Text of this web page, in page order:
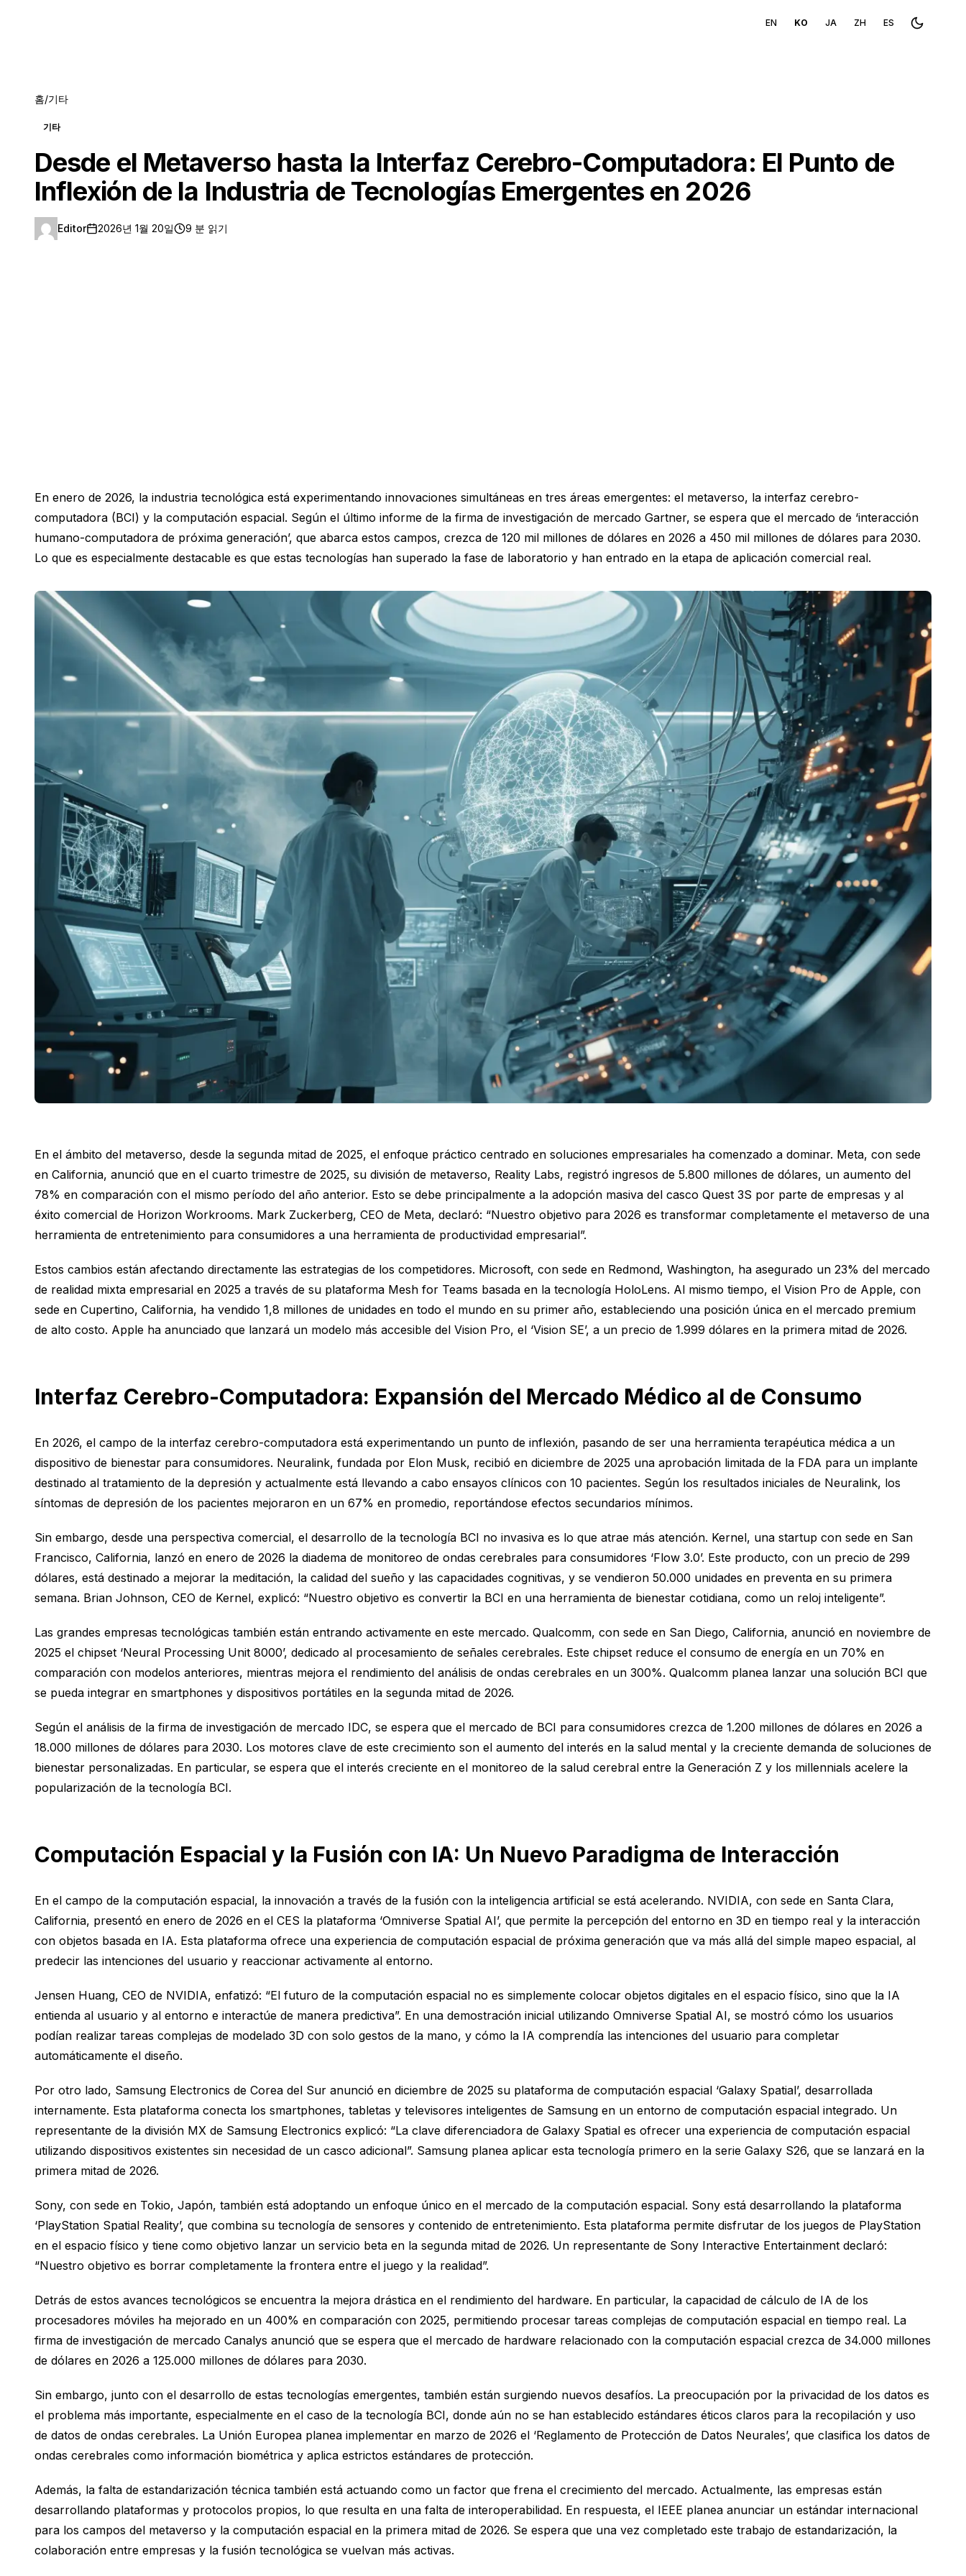
EN KO JA ZH ES Toggle
홈/기타
기타
Desde el Metaverso hasta la Interfaz Cerebro-Computadora: El Punto de
Inflexión de la Industria de Tecnologías Emergentes en 2026
Editor 2026년 1월 20일 9 분 읽기
En enero de 2026, la industria tecnológica está experimentando innovaciones simultáneas en tres áreas emergentes: el metaverso, la interfaz cerebro-
computadora (BCI) y la computación espacial. Según el último informe de la firma de investigación de mercado Gartner, se espera que el mercado de ‘interacción
humano-computadora de próxima generación’, que abarca estos campos, crezca de 120 mil millones de dólares en 2026 a 450 mil millones de dólares para 2030.
Lo que es especialmente destacable es que estas tecnologías han superado la fase de laboratorio y han entrado en la etapa de aplicación comercial real.
En el ámbito del metaverso, desde la segunda mitad de 2025, el enfoque práctico centrado en soluciones empresariales ha comenzado a dominar. Meta, con sede
en California, anunció que en el cuarto trimestre de 2025, su división de metaverso, Reality Labs, registró ingresos de 5.800 millones de dólares, un aumento del
78% en comparación con el mismo período del año anterior. Esto se debe principalmente a la adopción masiva del casco Quest 3S por parte de empresas y al
éxito comercial de Horizon Workrooms. Mark Zuckerberg, CEO de Meta, declaró: “Nuestro objetivo para 2026 es transformar completamente el metaverso de una
herramienta de entretenimiento para consumidores a una herramienta de productividad empresarial”.
Estos cambios están afectando directamente las estrategias de los competidores. Microsoft, con sede en Redmond, Washington, ha asegurado un 23% del mercado
de realidad mixta empresarial en 2025 a través de su plataforma Mesh for Teams basada en la tecnología HoloLens. Al mismo tiempo, el Vision Pro de Apple, con
sede en Cupertino, California, ha vendido 1,8 millones de unidades en todo el mundo en su primer año, estableciendo una posición única en el mercado premium
de alto costo. Apple ha anunciado que lanzará un modelo más accesible del Vision Pro, el ‘Vision SE’, a un precio de 1.999 dólares en la primera mitad de 2026.
Interfaz Cerebro-Computadora: Expansión del Mercado Médico al de Consumo
En 2026, el campo de la interfaz cerebro-computadora está experimentando un punto de inflexión, pasando de ser una herramienta terapéutica médica a un
dispositivo de bienestar para consumidores. Neuralink, fundada por Elon Musk, recibió en diciembre de 2025 una aprobación limitada de la FDA para un implante
destinado al tratamiento de la depresión y actualmente está llevando a cabo ensayos clínicos con 10 pacientes. Según los resultados iniciales de Neuralink, los
síntomas de depresión de los pacientes mejoraron en un 67% en promedio, reportándose efectos secundarios mínimos.
Sin embargo, desde una perspectiva comercial, el desarrollo de la tecnología BCI no invasiva es lo que atrae más atención. Kernel, una startup con sede en San
Francisco, California, lanzó en enero de 2026 la diadema de monitoreo de ondas cerebrales para consumidores ‘Flow 3.0’. Este producto, con un precio de 299
dólares, está destinado a mejorar la meditación, la calidad del sueño y las capacidades cognitivas, y se vendieron 50.000 unidades en preventa en su primera
semana. Brian Johnson, CEO de Kernel, explicó: “Nuestro objetivo es convertir la BCI en una herramienta de bienestar cotidiana, como un reloj inteligente”.
Las grandes empresas tecnológicas también están entrando activamente en este mercado. Qualcomm, con sede en San Diego, California, anunció en noviembre de
2025 el chipset ‘Neural Processing Unit 8000’, dedicado al procesamiento de señales cerebrales. Este chipset reduce el consumo de energía en un 70% en
comparación con modelos anteriores, mientras mejora el rendimiento del análisis de ondas cerebrales en un 300%. Qualcomm planea lanzar una solución BCI que
se pueda integrar en smartphones y dispositivos portátiles en la segunda mitad de 2026.
Según el análisis de la firma de investigación de mercado IDC, se espera que el mercado de BCI para consumidores crezca de 1.200 millones de dólares en 2026 a
18.000 millones de dólares para 2030. Los motores clave de este crecimiento son el aumento del interés en la salud mental y la creciente demanda de soluciones de
bienestar personalizadas. En particular, se espera que el interés creciente en el monitoreo de la salud cerebral entre la Generación Z y los millennials acelere la
popularización de la tecnología BCI.
Computación Espacial y la Fusión con IA: Un Nuevo Paradigma de Interacción
En el campo de la computación espacial, la innovación a través de la fusión con la inteligencia artificial se está acelerando. NVIDIA, con sede en Santa Clara,
California, presentó en enero de 2026 en el CES la plataforma ‘Omniverse Spatial AI’, que permite la percepción del entorno en 3D en tiempo real y la interacción
con objetos basada en IA. Esta plataforma ofrece una experiencia de computación espacial de próxima generación que va más allá del simple mapeo espacial, al
predecir las intenciones del usuario y reaccionar activamente al entorno.
Jensen Huang, CEO de NVIDIA, enfatizó: “El futuro de la computación espacial no es simplemente colocar objetos digitales en el espacio físico, sino que la IA
entienda al usuario y al entorno e interactúe de manera predictiva”. En una demostración inicial utilizando Omniverse Spatial AI, se mostró cómo los usuarios
podían realizar tareas complejas de modelado 3D con solo gestos de la mano, y cómo la IA comprendía las intenciones del usuario para completar
automáticamente el diseño.
Por otro lado, Samsung Electronics de Corea del Sur anunció en diciembre de 2025 su plataforma de computación espacial ‘Galaxy Spatial’, desarrollada
internamente. Esta plataforma conecta los smartphones, tabletas y televisores inteligentes de Samsung en un entorno de computación espacial integrado. Un
representante de la división MX de Samsung Electronics explicó: “La clave diferenciadora de Galaxy Spatial es ofrecer una experiencia de computación espacial
utilizando dispositivos existentes sin necesidad de un casco adicional”. Samsung planea aplicar esta tecnología primero en la serie Galaxy S26, que se lanzará en la
primera mitad de 2026.
Sony, con sede en Tokio, Japón, también está adoptando un enfoque único en el mercado de la computación espacial. Sony está desarrollando la plataforma
‘PlayStation Spatial Reality’, que combina su tecnología de sensores y contenido de entretenimiento. Esta plataforma permite disfrutar de los juegos de PlayStation
en el espacio físico y tiene como objetivo lanzar un servicio beta en la segunda mitad de 2026. Un representante de Sony Interactive Entertainment declaró:
“Nuestro objetivo es borrar completamente la frontera entre el juego y la realidad”.
Detrás de estos avances tecnológicos se encuentra la mejora drástica en el rendimiento del hardware. En particular, la capacidad de cálculo de IA de los
procesadores móviles ha mejorado en un 400% en comparación con 2025, permitiendo procesar tareas complejas de computación espacial en tiempo real. La
firma de investigación de mercado Canalys anunció que se espera que el mercado de hardware relacionado con la computación espacial crezca de 34.000 millones
de dólares en 2026 a 125.000 millones de dólares para 2030.
Sin embargo, junto con el desarrollo de estas tecnologías emergentes, también están surgiendo nuevos desafíos. La preocupación por la privacidad de los datos es
el problema más importante, especialmente en el caso de la tecnología BCI, donde aún no se han establecido estándares éticos claros para la recopilación y uso
de datos de ondas cerebrales. La Unión Europea planea implementar en marzo de 2026 el ‘Reglamento de Protección de Datos Neurales’, que clasifica los datos de
ondas cerebrales como información biométrica y aplica estrictos estándares de protección.
Además, la falta de estandarización técnica también está actuando como un factor que frena el crecimiento del mercado. Actualmente, las empresas están
desarrollando plataformas y protocolos propios, lo que resulta en una falta de interoperabilidad. En respuesta, el IEEE planea anunciar un estándar internacional
para los campos del metaverso y la computación espacial en la primera mitad de 2026. Se espera que una vez completado este trabajo de estandarización, la
colaboración entre empresas y la fusión tecnológica se vuelvan más activas.